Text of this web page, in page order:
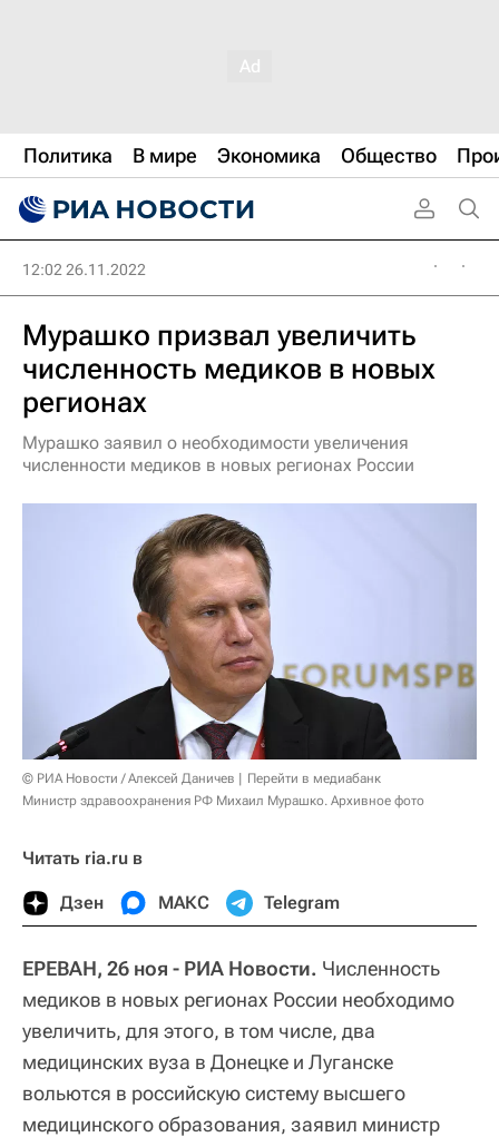
Политика В мире Экономика Общество
12:02 26.11.2022
Мурашко призвал увеличить
численность медиков в новых
регионах
Мурашко заявил о необходимости увеличения
численности медиков в новых регионах России
© РИА Новости / Алексей Даничев
Перейти в медиабанк
Министр здравоохранения РФ Михаил Мурашко. Архивное фото
Читать ria.ru в
Дзен МАКС Telegram
ЕРЕВАН, 26 ноя - РИА Новости. Численность
медиков в новых регионах России необходимо
увеличить, для этого, в том числе, два
медицинских вуза в Донецке и Луганске
вольются в российскую систему высшего
медицинского образования, заявил министр